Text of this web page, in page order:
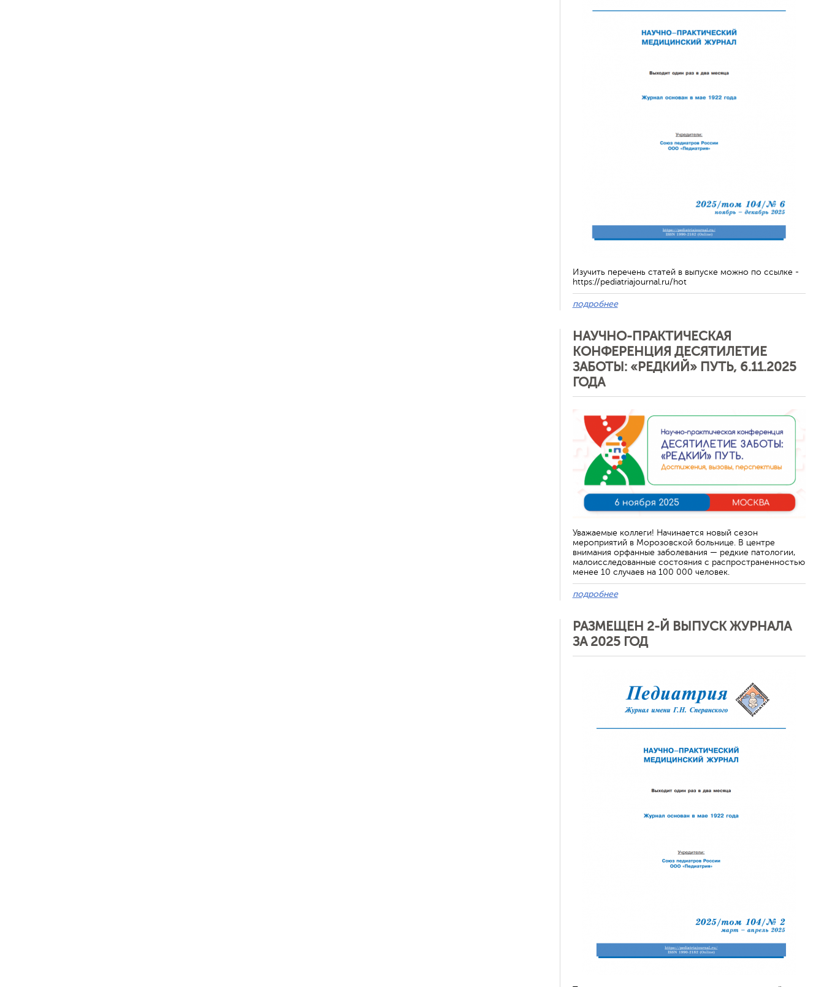
Изучить перечень статей в выпуске можно по ссылке -
https://pediatriajournal.ru/hot
подробнее
НАУЧНО-ПРАКТИЧЕСКАЯ
КОНФЕРЕНЦИЯ ДЕСЯТИЛЕТИЕ
ЗАБОТЫ: «РЕДКИЙ» ПУТЬ, 6.11.2025
ГОДА
Уважаемые коллеги! Начинается новый сезон
мероприятий в Морозовской больнице. В центре
внимания орфанные заболевания — редкие патологии,
малоисследованные состояния с распространенностью
менее 10 случаев на 100 000 человек.
подробнее
РАЗМЕЩЕН 2-Й ВЫПУСК ЖУРНАЛА
ЗА 2025 ГОД
Отменить